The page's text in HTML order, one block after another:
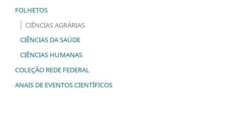
FOLHETOS
CIÊNCIAS AGRÁRIAS
CIÊNCIAS DA SAÚDE
CIÊNCIAS HUMANAS
COLEÇÃO REDE FEDERAL
ANAIS DE EVENTOS CIENTÍFICOS